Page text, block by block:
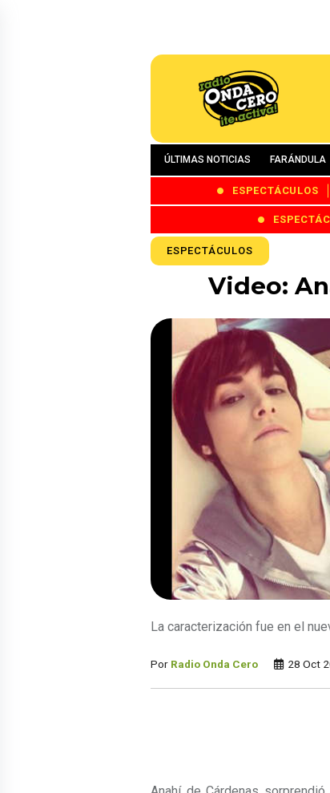
ÚLTIMAS NOTICIAS FARÁNDULA
ESPECTÁCULOS
ESPECTÁCULOS
Video:
La caracterización fue en el
Por Radio Onda Cero 28 Oct